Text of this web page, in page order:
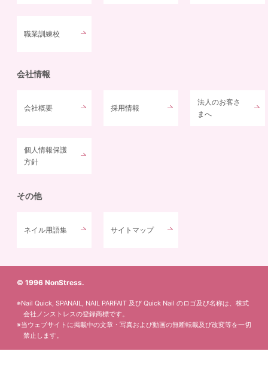
職業訓練校
会社情報
会社概要 採用情報
法人のお客さ
まへ
個人情報保護
方針
その他
ネイル用語集 サイトマップ
© 1996 NonStress.
※Nail Quick, SPANAIL, NAIL PARFAIT 及び Quick Nail のロゴ及び名称は、株式
会社ノンストレスの登録商標です。
※当ウェブサイトに掲載中の文章・写真および動画の無断転載及び改変等を一切
禁止します。